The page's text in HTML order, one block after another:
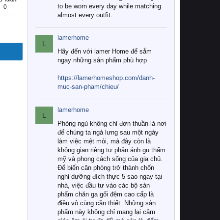
0
to be worn every day while matching
almost every outfit.
L
lamerhome
Hãy đến với lamer Home để sắm
ngay những sản phẩm phù hợp
https://lamerhomeshop.com/danh-
muc-san-pham/chieu/
L
lamerhome
Phòng ngủ không chỉ đơn thuần là nơi
để chúng ta ngả lưng sau một ngày
làm việc mệt mỏi, mà đây còn là
không gian riêng tư phản ánh gu thẩm
mỹ và phong cách sống của gia chủ.
Để biến căn phòng trở thành chốn
nghỉ dưỡng đích thực 5 sao ngay tại
nhà, việc đầu tư vào các bộ sản
phẩm chăn ga gối đệm cao cấp là
điều vô cùng cần thiết. Những sản
phẩm này không chỉ mang lại cảm